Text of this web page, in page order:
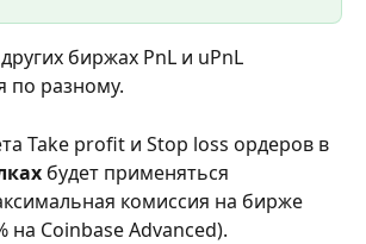
биржах PnL и uPnL
по разному.
Take profit и Stop loss ордеров в
будет применяться
комиссия на бирже
на Coinbase Advanced).